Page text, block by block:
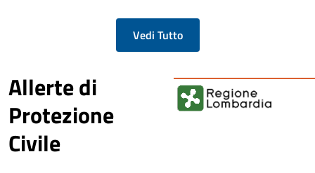
Vedi Tutto
Allerte di
Protezione
Civile